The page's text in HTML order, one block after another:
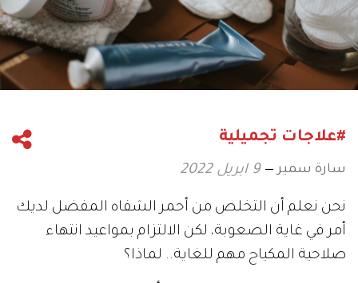
#علاجات تجميلية
سارة سمير 9 ابريل 2022
نحن نعلم أن التخلص من أحمر الشفاه المفضل لديك
أمر في غاية الصعوبة، لكن الالتزام بمواعيد انتهاء
صلاحية المكياج مهم للغاية.. لماذا؟